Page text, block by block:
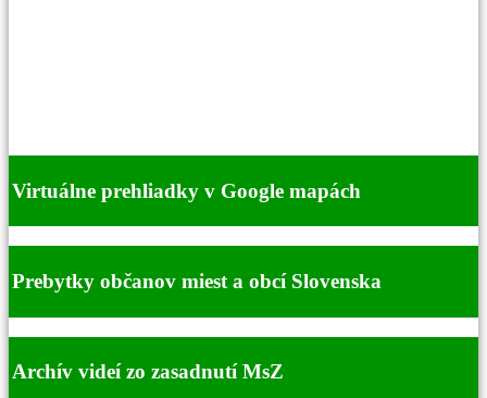
Virtuálne prehliadky v Google mapách
Prebytky občanov miest a obcí Slovenska
Archív videí zo zasadnutí MsZ